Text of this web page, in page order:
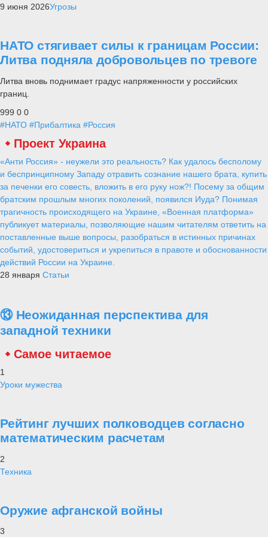
9 июня 2026Угрозы
НАТО стягивает силы к границам России:
Литва подняла добровольцев по тревоге
Литва вновь поднимает градус напряженности у российских
границ.
999 0 0
#НАТО #Прибалтика #Россия
Проект Украина
«Анти Россия» - неужели это реальность? Как удалось бесполому
и беспринципному Западу отравить сознание нашего брата, купить
за печенки его совесть, вложить в его руку нож?! Посему за общим
братским прошлым многих поколений, появился Иуда? Понимая
трагичность происходящего на Украине, «Военная платформа»
публикует материалы, позволяющие нашим читателям ответить на
поставленные выше вопросы, разобраться в истинных причинах
событий, удостовериться и укрепиться в правоте и обоснованности
действий России на Украине.
28 января Статьи
⑬ Неожиданная перспектива для
западной техники
Самое читаемое
1
Уроки мужества
Рейтинг лучших полководцев согласно
математическим расчетам
2
Техника
Оружие афганской войны
3